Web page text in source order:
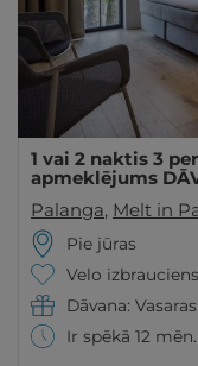
1 vai 2 naktis 3
apmeklējums
Palanga, Melt in
Pie jūras
Velo
Dāvana:
Ir spēkā 12